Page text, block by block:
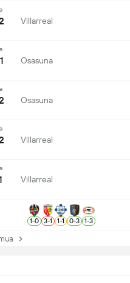
Villarreal
Osasuna
Osasuna
Villarreal
Villarreal
1-0 3-1 1-1 0-3 1-3